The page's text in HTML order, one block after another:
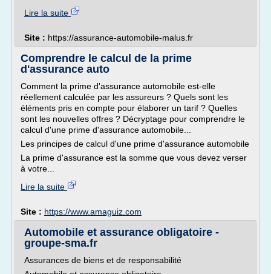
Lire la suite
Site : https://assurance-automobile-malus.fr
Comprendre le calcul de la prime
d'assurance auto
Comment la prime d'assurance automobile est-elle
réellement calculée par les assureurs ? Quels sont les
éléments pris en compte pour élaborer un tarif ? Quelles
sont les nouvelles offres ? Décryptage pour comprendre le
calcul d'une prime d'assurance automobile...
Les principes de calcul d'une prime d'assurance automobile
La prime d'assurance est la somme que vous devez verser
à votre...
Lire la suite
Site : https://www.amaguiz.com
Automobile et assurance obligatoire -
groupe-sma.fr
Assurances de biens et de responsabilité